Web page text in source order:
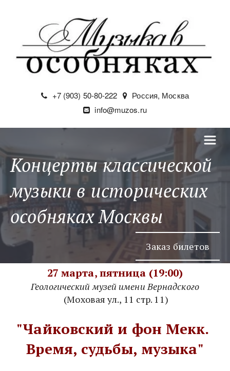
+7 (903) 50-80-222 Россия, Москва
info@muzos.ru
Концерты классической
музыки в исторических
особняках Москвы
Заказ билетов
27 марта, пятница (19:00)
Геологический музей имени Вернадского
          (Моховая ул., 11 стр. 11)
"Чайковский и фон Мекк.
Время, судьбы, музыка"